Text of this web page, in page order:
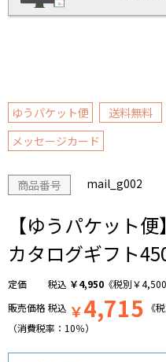
ゆうパケット便 送料無料
メッセージカード
商品番号 mail_g002
【ゆうパケット
カタログギフト
税込 ￥4,950 《税別￥4,500
販売価格税込 ￥4,715 《
（消費税率： 10％）